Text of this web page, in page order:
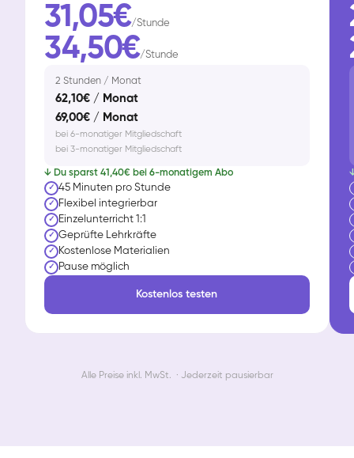
31,05€/Stunde
34,50€/Stunde
2 Stunden / Monat
62,10€ / Monat
69,00€ / Monat
bei 6-monatiger Mitgliedschaft
bei 3-monatiger Mitgliedschaft
↓ Du sparst 41,40€ bei 6-monatigem Abo
✓ 45 Minuten pro Stunde
✓ Flexibel integrierbar
✓ Einzelunterricht 1:1
✓ Geprüfte Lehrkräfte
✓ Kostenlose Materialien
✓ Pause möglich
Kostenlos testen
Alle Preise inkl. MwSt. · Jederzeit pausierbar